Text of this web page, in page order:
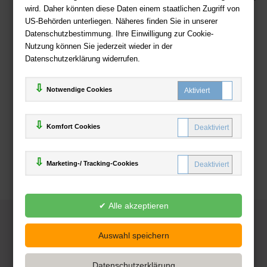
wird. Daher könnten diese Daten einem staatlichen Zugriff von
US-Behörden unterliegen. Näheres finden Sie in unserer
Datenschutzbestimmung. Ihre Einwilligung zur Cookie-
Nutzung können Sie jederzeit wieder in der
Datenschutzerklärung widerrufen.
Notwendige Cookies
Komfort Cookies
Marketing-/ Tracking-Cookies
Zahlweisen
Deutsche-Buchhandlung.de
www.deutsche-buchhandlung.de ist ein Angebot der
Handelsgesellschaft mbH
Powered by Inooga